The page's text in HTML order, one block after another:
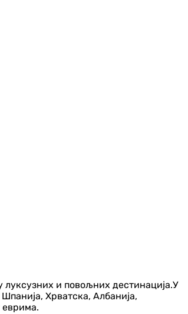
луксузних и повољних дестинација.У
Хрватска, Албанија,
еврима.